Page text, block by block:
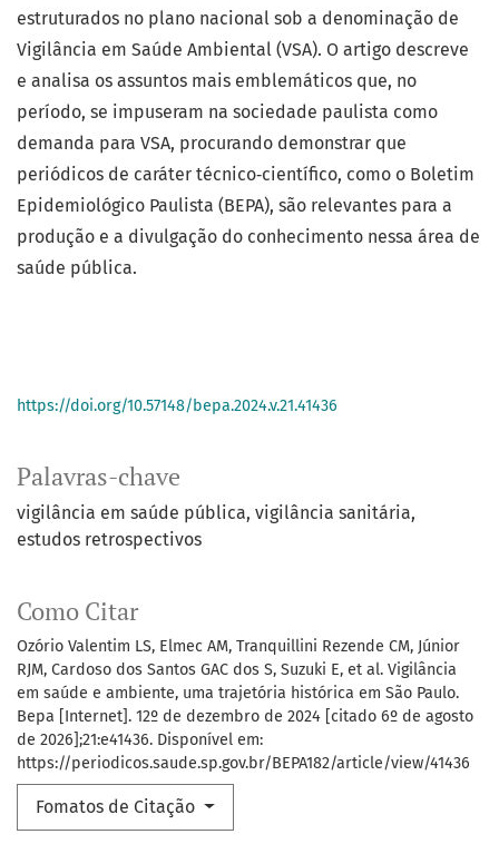
Palavras-chave
vigilância em saúde pública vigilância sanitária
estudos retrospectivos
Como Citar
Ozório Valentim LS, Elmec AM, Tranquillini Rezende CM, Júnior
RJM, Cardoso dos Santos GAC dos S, Suzuki E, et al. Vigilância
em saúde e ambiente, uma trajetória histórica em São Paulo.
Bepa [Internet]. 12º de dezembro de 2024 [citado 6º de agosto
de 2026];21:e41436. Disponível em:
https://periodicos.saude.sp.gov.br/BEPA182/article/view/41436
Fomatos de Citação
estruturados no plano nacional sob a denominação de
Vigilância em Saúde Ambiental (VSA). O artigo descreve
e analisa os assuntos mais emblemáticos que, no
período, se impuseram na sociedade paulista como
demanda para VSA, procurando demonstrar que
periódicos de caráter técnico‑científico, como o Boletim
Epidemiológico Paulista (BEPA), são relevantes para a
produção e a divulgação do conhecimento nessa área de
saúde pública.
https://doi.org/10.57148/bepa.2024.v.21.41436